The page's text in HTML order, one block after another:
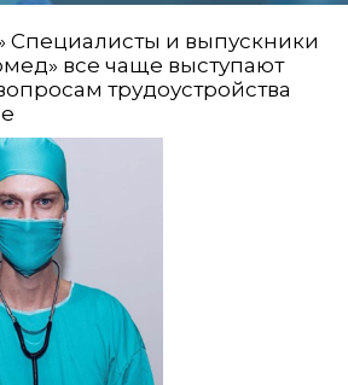
Специалисты и выпускники
все чаще выступают
трудоустройства